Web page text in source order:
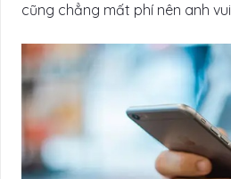
cũng chẳng mất phí nên anh